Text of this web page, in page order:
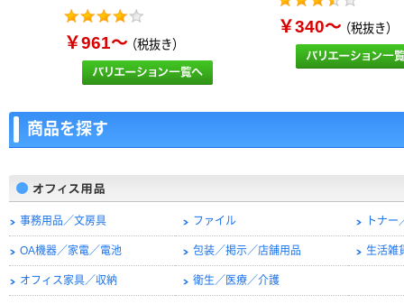
￥961～（税抜き）
￥340～（税抜き）
商品を探す
事務用品／文房具 ファイル トナ
OA機器／家電／電池 包装／掲示／店舗用品 生活雑
オフィス家具／収納 衛生／医療／介護